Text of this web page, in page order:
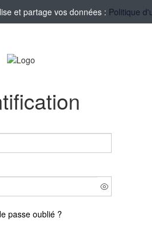
et partage vos données : Politique
passe oublié ?